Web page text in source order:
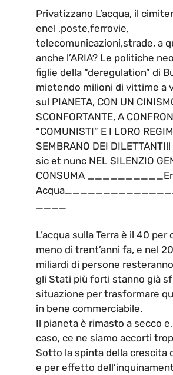
Privatizzano L’acqua, il
enel ,poste,ferrovie,
telecomunicazioni,strade, a
anche l’ARIA? Le politiche
figlie della “deregulation” di
mietendo milioni di vittime a
sul PIANETA, CON UN
SCONFORTANTE, A
“COMUNISTI” E I LORO
SEMBRANO DEI
sic et nunc NEL SILENZIO
CONSUMA
____
L’acqua sulla Terra è il 40 per
meno di trent’anni fa, e nel
miliardi di persone
gli Stati più forti stanno già
situazione per trasformare
in bene commerciabile.
Il pianeta è rimasto a secco
caso, ce ne siamo accorti
Sotto la spinta della crescita
e per effetto